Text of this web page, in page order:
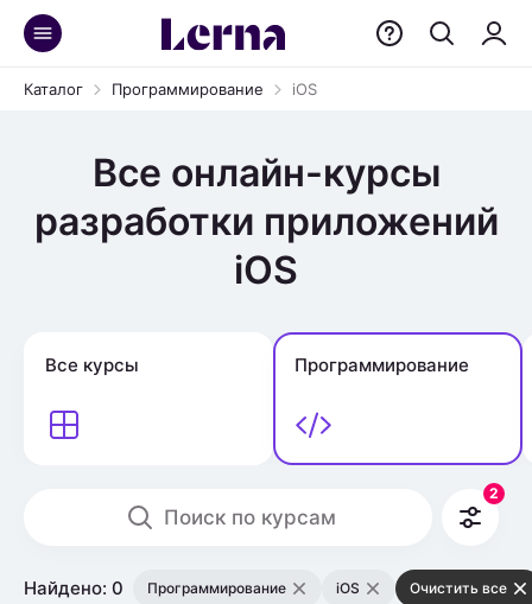
Каталог Программирование iOS
Все онлайн-курсы
разработки приложений
iOS
Все курсы Программирование
Поиск по курсам
2
Найдено: 0 Программирование iOS Очистить все